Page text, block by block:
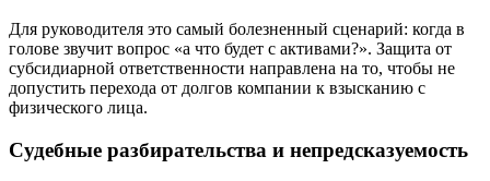
Для руководителя это самый болезненный сценарий: когда в
голове звучит вопрос «а что будет с активами?». Защита от
субсидиарной ответственности направлена на то, чтобы не
допустить перехода от долгов компании к взысканию с
физического лица.
Судебные разбирательства и непредсказуемость